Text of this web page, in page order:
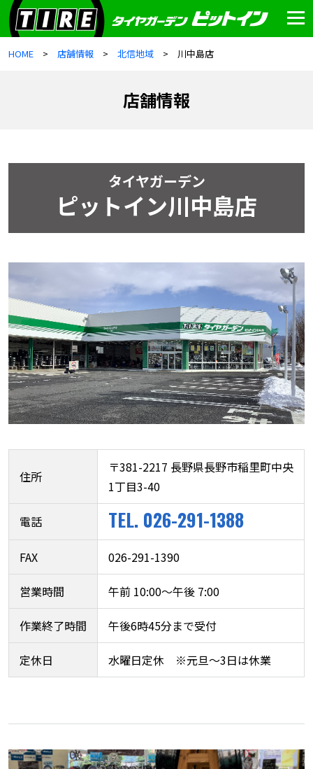
HOME 店舗情報 北信地域 川中島店
店舗情報
タイヤガーデン
ピットイン川中島店
住所
〒381-2217 長野県長野市稲里町中央
1丁目3-40
電話 TEL. 026-291-1388
FAX 026-291-1390
営業時間 午前 10:00〜午後 7:00
作業終了時間 午後6時45分まで受付
定休日 水曜日定休 ※元旦～3日は休業